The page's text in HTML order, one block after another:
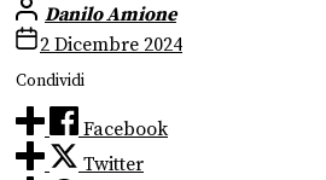
Danilo Amione
2 Dicembre 2024
Condividi
Facebook
Twitter